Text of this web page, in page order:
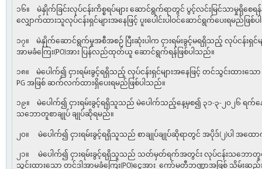
၁၆။ မဲနှိုက်ခြင်းလုပ်ငန်းကိစ္စရပ်များ ဆောင်ရွက်ရာတွင် ပွင့်လင်းမြင်သာမှုရှိစေ
လျှောက်ထားသူလုပ်ငန်းရှင်များအနေဖြင့် ပူးပေါင်းပါဝင်ဆောင်ရွက်ပေးရမည်ဖြစ်
၁၇။ မဲနှိုက်ဆောင်ရွက်မှုအစီအစဉ် ပြီးဆုံးပါက ငှားရမ်းခွင့်မရရှိသည့် လုပ်ငန်းရှင်မ
အာမခံကြေး(PO)အား ပြန်လည်ထုတ်ယူ ဆောင်ရွက်ရန်ဖြစ်ပါသည်။
၁၈။ မဲပေါက်၍ ငှားရမ်းခွင့်ရရှိသည့် လုပ်ငန်းရှင်များအနေဖြင့် တင်သွင်းထားသော
PG အဖြစ် ဆက်လက်ထားရှိပေးရမည်ဖြစ်ပါသည်။
၁၉။ မဲပေါက်၍ ငှားရမ်းခွင့်ရရှိသူသည် မဲပေါက်သည့်နေ့မှစ၍ ၃၁-၃-၂၀၂၆ ရက်နေ့
သဘောတူစာချုပ် ချုပ်ဆိုရမည်။
၂၀။ မဲပေါက်၍ ငှားရမ်းခွင့်ရရှိသူသည် စာချုပ်ချုပ်ဆိုရာတွင် အပိုဒ်(၂)ပါ အထ
၂၁။ မဲပေါက်၍ ငှားရမ်းခွင့်ရရှိသူသည် သတ်မှတ်ရက်အတွင်း လုပ်ငန်းသဘောတူစ
သွင်းထားသော တင်ဒါအာမခံကြေး(PO)ငွေအား ကော်မတီဘဏ္ဍာအဖြစ် သိမ်းဆည်